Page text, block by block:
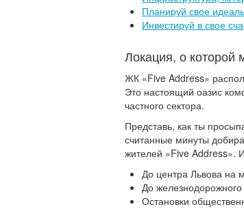
Планируй свое
Инвестируй в свое
Локация, о которой
ЖК «Five Address»
Это настоящий оазис
частного сектора.
Представь, как ты
считанные минуты
жителей «Five Address».
До центра Львова
До
Остановки